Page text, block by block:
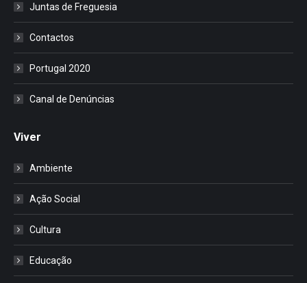
Juntas de Freguesia
Contactos
Portugal 2020
Canal de Denúncias
Viver
Ambiente
Ação Social
Cultura
Educação